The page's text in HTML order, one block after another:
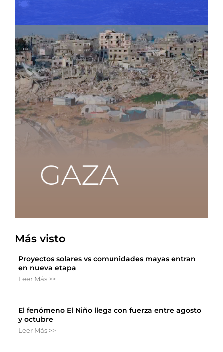
Más visto
Proyectos solares vs comunidades mayas entran
en nueva etapa
Leer Más >>
El fenómeno El Niño llega con fuerza entre agosto
y octubre
Leer Más >>